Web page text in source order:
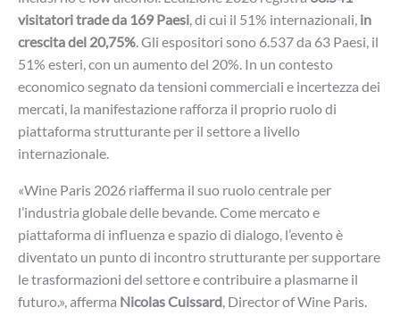
visitatori trade da 169 Paesi, di cui il 51% internazionali, in
crescita del 20,75%. Gli espositori sono 6.537 da 63 Paesi, il
51% esteri, con un aumento del 20%. In un contesto
economico segnato da tensioni commerciali e incertezza dei
mercati, la manifestazione rafforza il proprio ruolo di
piattaforma strutturante per il settore a livello
internazionale.
«Wine Paris 2026 riafferma il suo ruolo centrale per
l’industria globale delle bevande. Come mercato e
piattaforma di influenza e spazio di dialogo, l’evento è
diventato un punto di incontro strutturante per supportare
le trasformazioni del settore e contribuire a plasmarne il
futuro.», afferma Nicolas Cuissard, Director of Wine Paris.